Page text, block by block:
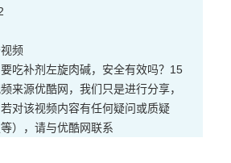
视频
吃补剂左旋肉碱，安全有效吗？15
来源优酷网，我们只是进行分享，
对该视频内容有任何疑问或质疑
等），请与优酷网联系